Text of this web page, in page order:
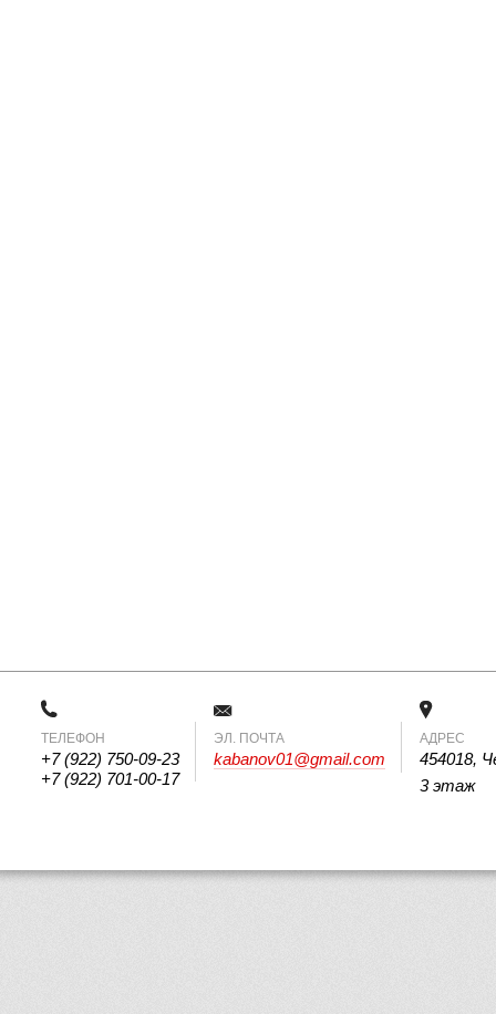
ТЕЛЕФОН
+7 (922) 750-09-23
+7 (922) 701-00-17
ЭЛ. ПОЧТА
kabanov01@gmail.com
АДРЕС
454018,
3 этаж